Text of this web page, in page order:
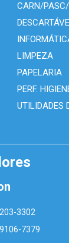
CARN/
LIMPEZA
PAPELARIA
PERF.
UTILIDADES
3302
7379